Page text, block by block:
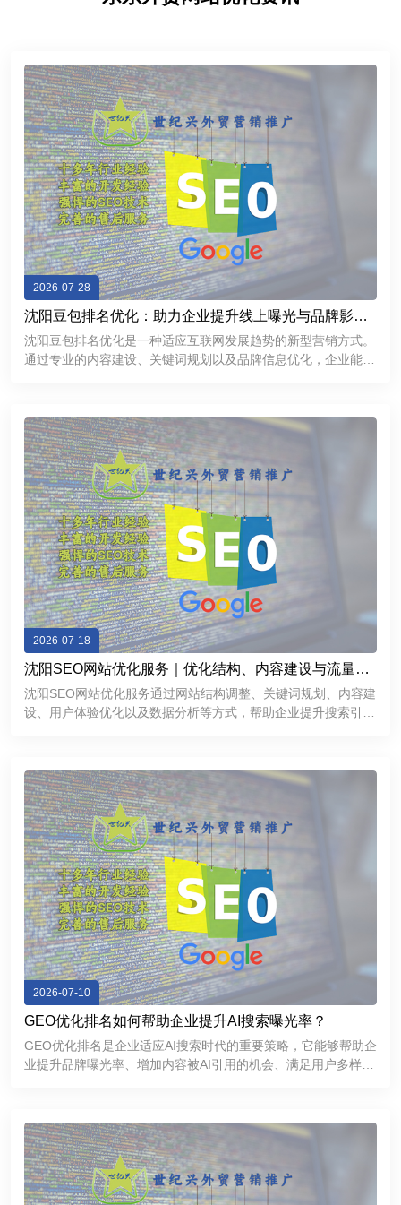
2026-07-28
沈阳豆包排名优化：助力企业提升线上曝光与品牌影响
力
沈阳豆包排名优化是一种适应互联网发展趋势的新型营销方式。
通过专业的内容建设、关键词规划以及品牌信息优化，企业能够
2026-07-18
沈阳SEO网站优化服务｜优化结构、内容建设与流量增
长方案
沈阳SEO网站优化服务通过网站结构调整、关键词规划、内容建
设、用户体验优化以及数据分析等方式，帮助企业提升搜索引擎
度，还能够成为持
2026-07-10
GEO优化排名如何帮助企业提升AI搜索曝光率？
GEO优化排名是企业适应AI搜索时代的重要策略，它能够帮助企
业提升品牌曝光率、增加内容被AI引用的机会、满足用户多样化